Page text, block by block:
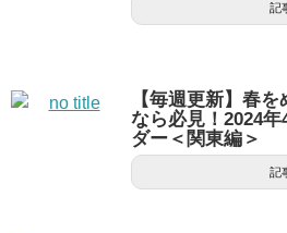
記
【毎週更新】春
なら必見！2024
ダー＜関東編＞
記